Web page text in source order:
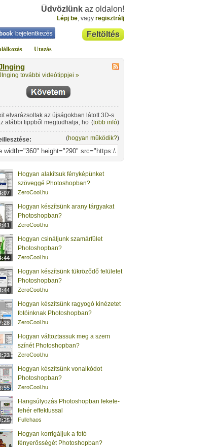
Üdvözlünk az oldalon!
Lépj be, vagy regisztrálj
Feltöltés
Utazás
további videótippjei »
elvarázsoltak az újságokban látott 3D-s
alábbi tippből megtudhatja, hogyan lehet
pillanatok alatt hasonlót csinálni!
(több infó)
(hogyan működik?)
Hogyan alakítsuk fényképünket
szöveggé Photoshopban?
ZeroCool.hu
Hogyan készítsünk arany tárgyakat
Photoshopban?
ZeroCool.hu
Hogyan csináljunk szamárfület
Photoshopban?
ZeroCool.hu
Hogyan készítsünk tükröződő felületet
Photoshopban?
ZeroCool.hu
Hogyan készítsünk ragyogó kinézetet
fotóinknak Photoshopban?
ZeroCool.hu
Hogyan változtassuk meg a szem
színét Photoshopban?
ZeroCool.hu
Hogyan készítsünk vonalkódot
Photoshopban?
ZeroCool.hu
Hangsúlyozás Photoshopban fekete-
fehér effektussal
Fullchaos
Hogyan korrigáljuk a fotó
fényerősségét Photoshopban?